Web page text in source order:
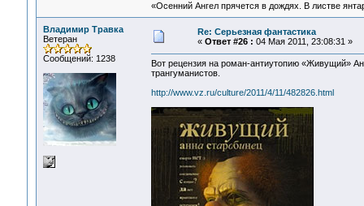
«Осенний Ангел прячется в дождях. В листве
Владимир Травка
Ветеран
Сообщений: 1238
Re: Серьезная фантастика
« Ответ #26 : 04 Мая 2011, 23:08:31 »
Вот рецензия на роман-антиутопию «Живущий»
трангуманистов.
http://www.vz.ru/culture/2011/4/11/482826.html